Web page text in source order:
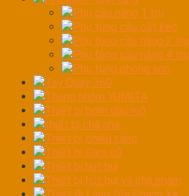
Phụ cầu nâng 1 trụ
Phụ tùng cầu cắt kéo
Phụ tùng cầu nâng 2 trụ
Phụ tùng cầu nâng 4 trụ
Phụ tùng phòng sơn
Tay Quay 360
Thang nhôm YUMITA
Thiết bị bơm dầu mỡ
thiết bị chà nhá
Thiết bị chiếu sáng
Thiết bị Gara cũ
Thiết bị hút bụi
Thiết bị hút bụi và chà nhám